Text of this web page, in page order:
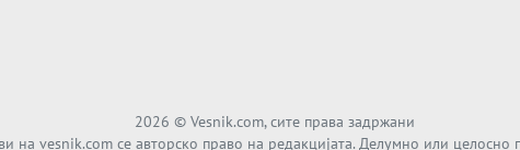
2026 © Vesnik.com, сите права задржани
на vesnik.com се авторско право на редакцијата. Делумно или целосно